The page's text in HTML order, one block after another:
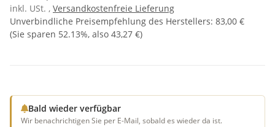
inkl. USt. , Versandkostenfreie Lieferung
Unverbindliche Preisempfehlung des Herstellers: 83,00 €
(Sie sparen 52.13%, also 43,27 €)
Bald wieder verfügbar
Wir benachrichtigen Sie per E-Mail, sobald es wieder da ist.